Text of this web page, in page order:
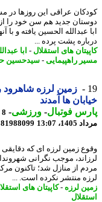
عراقی این روزها در مسیر
جدید هم سن خود را از
عبدالله الحسین یافته و با
پشت پرده ...
های استقلال-ابا عبدالله
راهپیمایی-سیدحسین
زمین لرزه شاهرود را
ها آمدند
فوتبال-ورزشی-
13:07
81988099
زمین لرزه ای که دقایقی
موجب نگرانی شهروندان و
از منازل شد؛ تاکنون مرکز
منتشر نکرده است. ...
لرزه - کاپیتان های استقلال-